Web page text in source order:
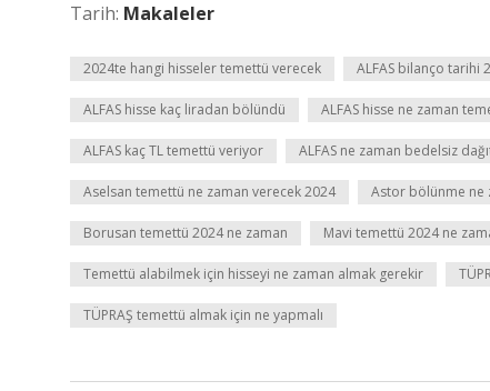
Tarih: Makaleler
2024te hangi hisseler temettü verecek ALFAS bilanço tarihi
ALFAS hisse kaç liradan bölündü ALFAS hisse ne zaman
ALFAS kaç TL temettü veriyor ALFAS ne zaman bedelsiz
Aselsan temettü ne zaman verecek 2024 Astor bölünme ne
Borusan temettü 2024 ne zaman Mavi temettü 2024 ne
Temettü alabilmek için hisseyi ne zaman almak gerekir
TÜPRAŞ temettü almak için ne yapmalı